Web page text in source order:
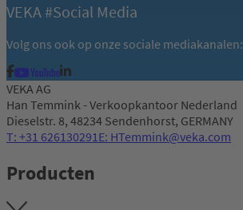
VEKA #Social Media
Volg ons ook op onze sociale mediakanalen:
VEKA AG
Han Temmink - Verkoopkantoor Nederland
Dieselstr. 8, 48234 Sendenhorst, GERMANY
T: +31 626130291E: HTemmink@veka.com
Producten